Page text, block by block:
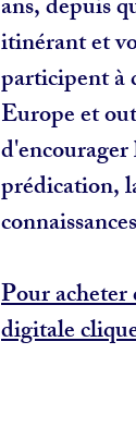
ans, depuis
itinérant et
participent à
Europe et
prédication,
Pour
digitale